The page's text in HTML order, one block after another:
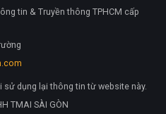
tin & Truyền thông TPHCM cấp
dụng lại thông tin từ website này.
TMAI SÀI GÒN